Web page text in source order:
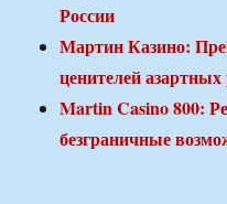
России
Мартин Казино:
ценителей
Martin Casino 800:
безграничные